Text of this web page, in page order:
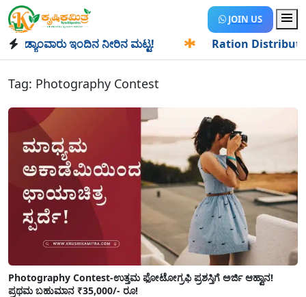
JOIN US
ಇಂದಿನ ನೀರಿನ ಮಟ್ಟ! Ration Distribution-
Tag: Photography Contest
Photography Contest-ಉತ್ತಮ ಫೋಟೋಗ್ರಫಿ ಪ್ರಶಸ್ತಿಗೆ ಅರ್ಜಿ ಆಹ್ವಾನ!
ಪ್ರಥಮ ಬಹುಮಾನ ₹35,000/- ರೂ!